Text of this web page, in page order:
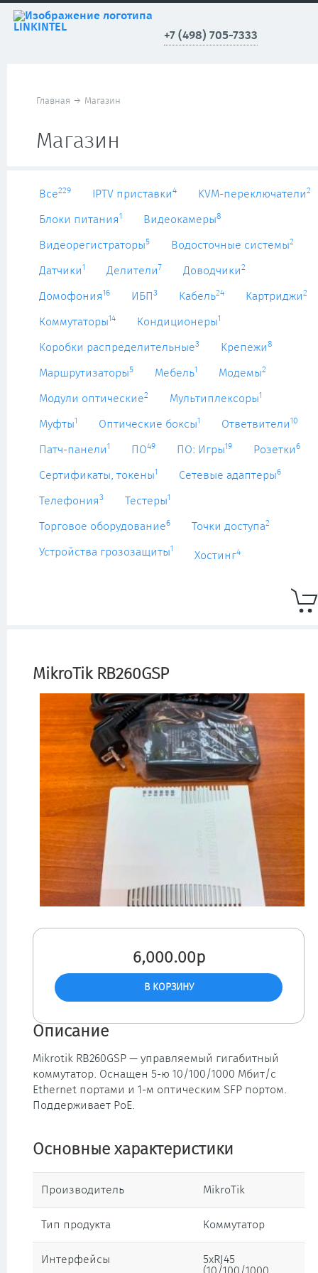
+7 (498) 705-7333
Главная → Магазин
Магазин
Все229 IPTV приставки4 KVM-переключатели2
Блоки питания1 Видеокамеры8
Видеорегистраторы5 Водосточные системы2
Датчики1 Делители7 Доводчики2
Домофония16 ИБП 3 Кабель24 Картриджи2
Коммутаторы14 Кондиционеры1
Коробки распределительные3 Крепежи8
Маршрутизаторы5 Мебель1 Модемы2
Модули оптические2 Мультиплексоры1
Муфты1 Оптические боксы1 Ответвители10
Патч-панели1 ПО49 ПО: Игры19 Розетки6
Сертификаты, токены1 Сетевые адаптеры6
Телефония3 Тестеры1
Торговое оборудование6 Точки доступа2
Устройства грозозащиты1
Хостинг4
MikroTik RB260GSP
6,000.00р
Описание
Mikrotik RB260GSP — управляемый гигабитный
коммутатор. Оснащен 5-ю 10/100/1000 Мбит/с
Ethernet портами и 1-м оптическим SFP портом.
Поддерживает PoE.
Основные характеристики
Производитель MikroTik
Тип продукта Коммутатор
Интерфейсы
5xRJ45